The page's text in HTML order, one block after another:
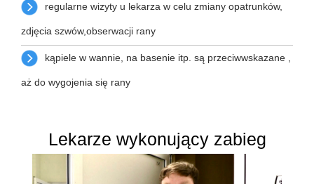
regularne wizyty u lekarza w celu zmiany opatrunków,
zdjęcia szwów,obserwacji rany
kąpiele w wannie, na basenie itp. są przeciwwskazane ,
aż do wygojenia się rany
Lekarze wykonujący zabieg